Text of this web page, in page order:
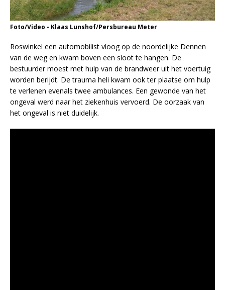
Foto/Video - Klaas Lunshof/Persbureau Meter
Roswinkel een automobilist vloog op de noordelijke Dennen
van de weg en kwam boven een sloot te hangen. De
bestuurder moest met hulp van de brandweer uit het voertuig
worden berijdt. De trauma heli kwam ook ter plaatse om hulp
te verlenen evenals twee ambulances. Een gewonde van het
ongeval werd naar het ziekenhuis vervoerd. De oorzaak van
het ongeval is niet duidelijk.